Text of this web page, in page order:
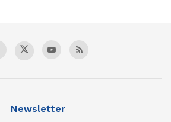
Newsletter